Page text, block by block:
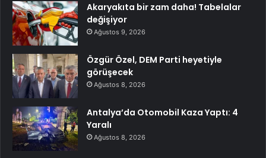
Akaryakıta bir zam daha! Tabelalar
değişiyor
Ağustos 9, 2026
Özgür Özel, DEM Parti heyetiyle
görüşecek
Ağustos 8, 2026
Antalya’da Otomobil Kaza Yaptı: 4
Yaralı
Ağustos 8, 2026